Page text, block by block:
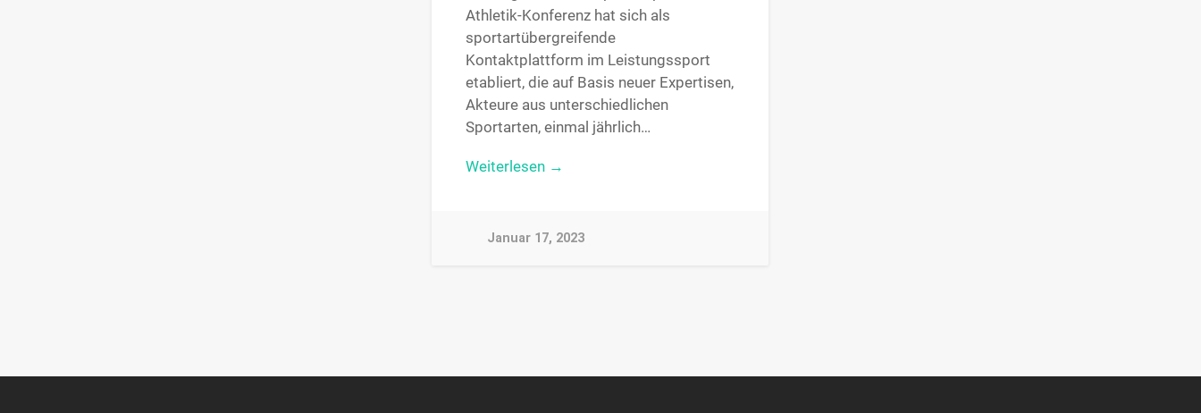
Athletik-Konferenz hat sich als
sportartübergreifende
Kontaktplattform im Leistungssport
etabliert, die auf Basis neuer Expertisen,
Akteure aus unterschiedlichen
Sportarten, einmal jährlich…
Weiterlesen →
Januar 17, 2023